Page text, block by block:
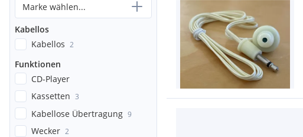
Marke wählen...
Kabellos
Kabellos 2
Funktionen
CD-Player
Kassetten 3
Kabellose Übertragung 9
Wecker 2